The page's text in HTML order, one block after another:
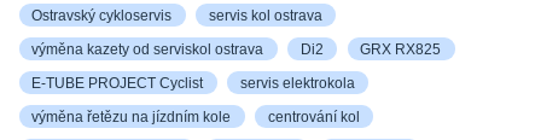
Ostravský cykloservis servis kol ostrava
výměna kazety od serviskol ostrava Di2 GRX RX825
E-TUBE PROJECT Cyclist servis elektrokola
výměna řetězu na jízdním kole centrování kol